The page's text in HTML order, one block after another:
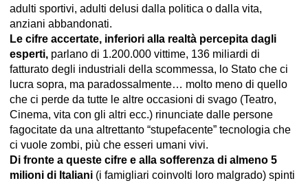
adulti sportivi, adulti delusi dalla politica o dalla vita,
anziani abbandonati.
Le cifre accertate, inferiori alla realtà percepita dagli
esperti, parlano di 1.200.000 vittime, 136 miliardi di
fatturato degli industriali della scommessa, lo Stato che ci
lucra sopra, ma paradossalmente… molto meno di quello
che ci perde da tutte le altre occasioni di svago (Teatro,
Cinema, vita con gli altri ecc.) rinunciate dalle persone
fagocitate da una altrettanto “stupefacente” tecnologia che
ci vuole zombi, più che esseri umani vivi.
Di fronte a queste cifre e alla sofferenza di almeno 5
milioni di Italiani (i famigliari coinvolti loro malgrado) spinti